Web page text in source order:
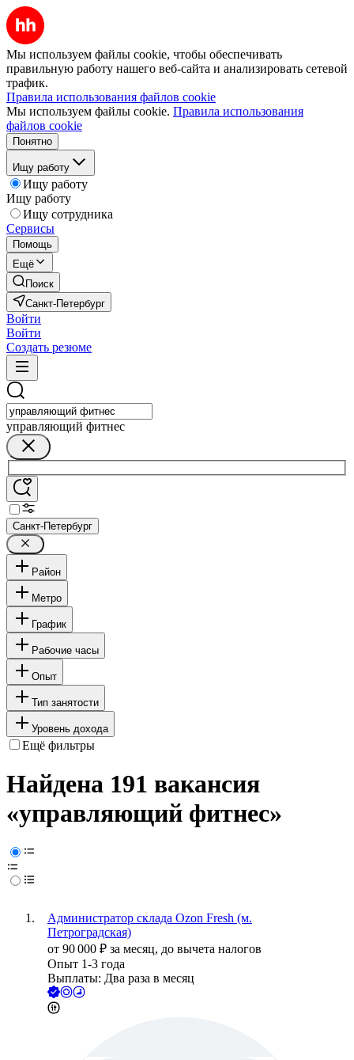
Мы используем файлы cookie, чтобы обеспечивать
правильную работу нашего веб-сайта и анализировать сетевой
трафик.
Правила использования файлов cookie
Мы используем файлы cookie. Правила использования
файлов cookie
Понятно
Ищу работу
Ищу работу
Ищу работу
Ищу сотрудника
Сервисы
Помощь
Ещё
Поиск
Санкт-Петербург
Войти
Войти
Создать резюме
управляющий фитнес
Санкт-Петербург
Район
Метро
График
Рабочие часы
Опыт
Тип занятости
Уровень дохода
Ещё фильтры
Найдена 191 вакансия
«управляющий фитнес»
Администратор склада Ozon Fresh (м.
Петроградская)
от 90 000 ₽ за месяц, до вычета налогов
Опыт 1-3 года
Выплаты: Два раза в месяц